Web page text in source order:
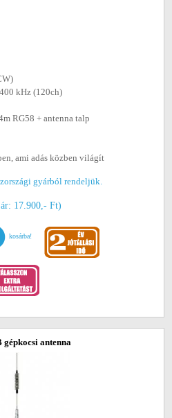
kHz (120ch)
RG58 + antenna talp
ami adás közben világít
gyárból rendeljük.
17.900,- Ft)
kosárba!
antenna